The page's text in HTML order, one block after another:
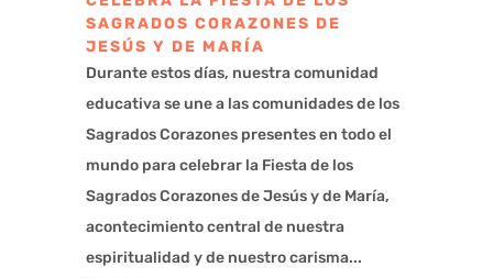
SAGRADOS CORAZONES DE
JESÚS Y DE MARÍA
Durante estos días, nuestra comunidad
educativa se une a las comunidades de los
Sagrados Corazones presentes en todo el
mundo para celebrar la Fiesta de los
Sagrados Corazones de Jesús y de María,
acontecimiento central de nuestra
espiritualidad y de nuestro carisma...